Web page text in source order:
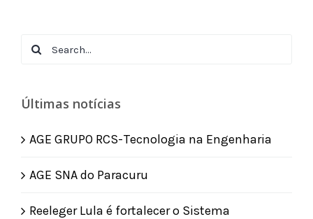
Search
Últimas notícias
AGE GRUPO RCS-Tecnologia na Engenharia
AGE SNA do Paracuru
Reeleger Lula é fortalecer o Sistema